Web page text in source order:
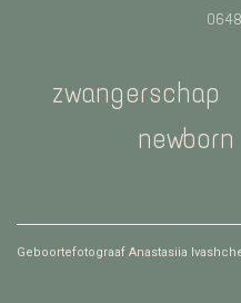
zwangerschap
newborn
Geboortefotograaf Anastasiia